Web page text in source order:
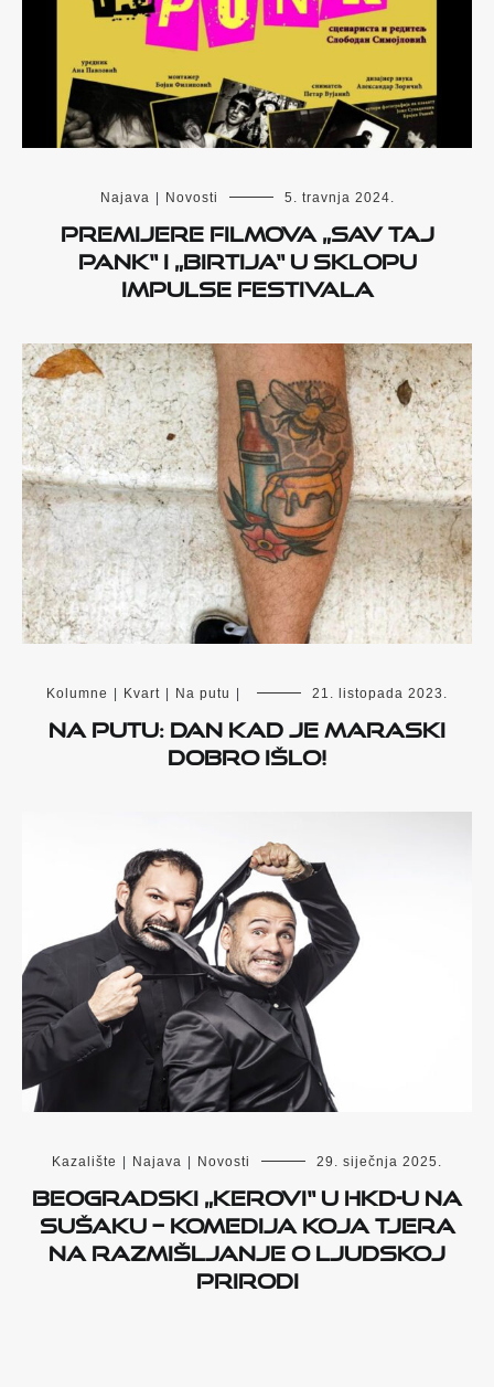
Najava Novosti 5. travnja 2024.
Premijere filmova „Sav taj
pank“ i „Birtija“ u sklopu
Impulse Festivala
Kolumne Kvart Na putu 21. listopada 2023.
NA PUTU: DAN KAD JE MARASKI
DOBRO IŠLO!
Kazalište Najava Novosti 29. siječnja 2025.
Beogradski „Kerovi“ u HKD-u na
Sušaku – Komedija koja tjera
na razmišljanje o ljudskoj
prirodi